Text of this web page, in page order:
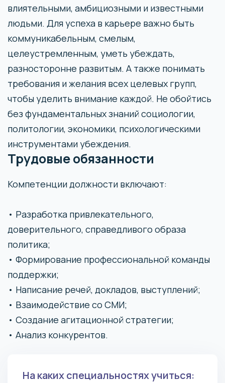
влиятельными, амбициозными и известными
людьми. Для успеха в карьере важно быть
коммуникабельным, смелым,
целеустремленным, уметь убеждать,
разносторонне развитым. А также понимать
требования и желания всех целевых групп,
чтобы уделить внимание каждой. Не обойтись
без фундаментальных знаний социологии,
политологии, экономики, психологическими
инструментами убеждения.
Трудовые обязанности
Компетенции должности включают:
• Разработка привлекательного,
доверительного, справедливого образа
политика;
• Формирование профессиональной команды
поддержки;
• Написание речей, докладов, выступлений;
• Взаимодействие со СМИ;
• Создание агитационной стратегии;
• Анализ конкурентов.
На каких специальностях учиться: